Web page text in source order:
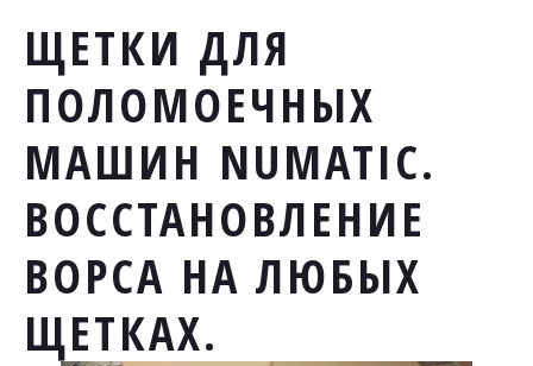
ЩЕТКИ ДЛЯ
ПОЛОМОЕЧНЫХ
МАШИН NUMATIC.
ВОССТАНОВЛЕНИЕ
ВОРСА НА ЛЮБЫХ
ЩЕТКАХ.